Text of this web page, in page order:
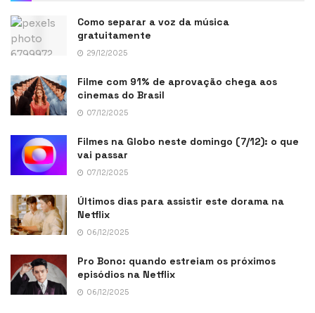
Como separar a voz da música
gratuitamente
29/12/2025
Filme com 91% de aprovação chega aos
cinemas do Brasil
07/12/2025
Filmes na Globo neste domingo (7/12): o que
vai passar
07/12/2025
Últimos dias para assistir este dorama na
Netflix
06/12/2025
Pro Bono: quando estreiam os próximos
episódios na Netflix
06/12/2025